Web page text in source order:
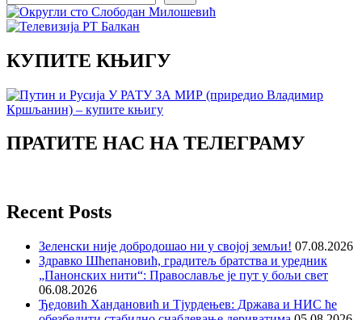
КУПИТЕ КЊИГУ
ПРАТИТЕ НАС НА ТЕЛЕГРАМУ
Recent Posts
Зеленски није добродошао ни у својој земљи! 07.08.2026
Здравко Шћепановић, градитељ братства и уредник
„Панонских нити“: Православље је пут у бољи свет
06.08.2026
Ђедовић Хандановић и Тјурдењев: Држава и НИС ће